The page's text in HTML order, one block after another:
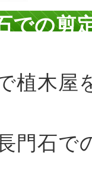
での剪
植木屋
門石で